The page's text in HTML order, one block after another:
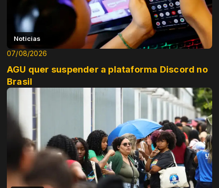
Noticias
07/08/2026
AGU quer suspender a plataforma Discord no
Brasil